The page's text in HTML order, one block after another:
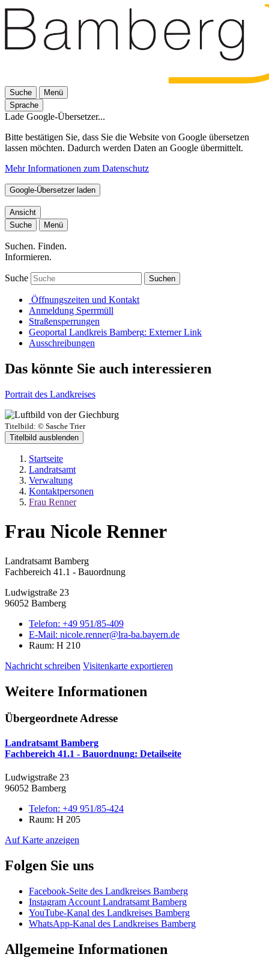
Suche
Menü
Sprache
Lade Google-Übersetzer...
Bitte bestätigen Sie, dass Sie die Website von Google übersetzen
lassen möchten. Dadurch werden Daten an Google übermittelt.
Mehr Informationen zum Datenschutz
Google-Übersetzer laden
Ansicht
Suche
Menü
Suchen. Finden.
Informieren.
Suche Suchen
Öffnungszeiten und Kontakt
Anmeldung Sperrmüll
Straßensperrungen
Geoportal Landkreis Bamberg: Externer Link
Ausschreibungen
Das könnte Sie auch interessieren
Portrait des Landkreises
Titelbild: © Sasche Trier
Titelbild ausblenden
Startseite
Landratsamt
Verwaltung
Kontaktpersonen
Frau Renner
Frau Nicole Renner
Landratsamt Bamberg
Fachbereich 41.1 - Bauordnung
Ludwigstraße 23
96052 Bamberg
Telefon: +49 951/85-409
E-Mail: nicole.renner@lra-ba.bayern.de
Raum: H 210
Nachricht schreiben Visitenkarte exportieren
Weitere Informationen
Übergeordnete Adresse
Landratsamt Bamberg
Fachbereich 41.1 - Bauordnung: Detailseite
Ludwigstraße 23
96052 Bamberg
Telefon: +49 951/85-424
Raum: H 205
Auf Karte anzeigen
Folgen Sie uns
Facebook-Seite des Landkreises Bamberg
Instagram Account Landratsamt Bamberg
YouTube-Kanal des Landkreises Bamberg
WhatsApp-Kanal des Landkreises Bamberg
Allgemeine Informationen